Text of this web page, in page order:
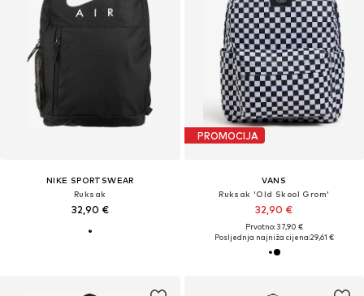
NIKE SPORTSWEAR
Ruksak
32,90 €
PROMOCIJA
VANS
Ruksak 'Old Skool Grom'
32,90 €
Prvotno: 37,90 €
Posljednja najniža cijena:29,61 €